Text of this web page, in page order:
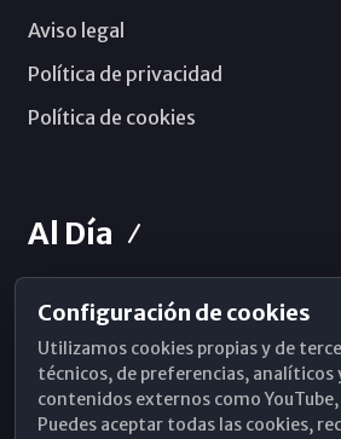
Aviso legal
Política de privacidad
Política de cookies
Al Día
Horarios de Misa
Hemeroteca
WhatsApp
Configuración de cookies
Utilizamos cookies propias y de
técnicos, de preferencias, analíticos
contenidos externos como
Puedes aceptar todas las cookies,